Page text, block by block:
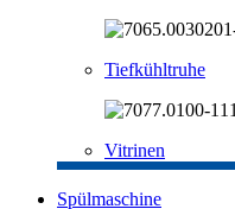
Tiefkühltruhe
Vitrinen
Spülmaschine